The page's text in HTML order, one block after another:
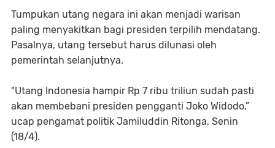
Tumpukan utang negara ini akan menjadi warisan
paling menyakitkan bagi presiden terpilih mendatang.
Pasalnya, utang tersebut harus dilunasi oleh
pemerintah selanjutnya.
"Utang Indonesia hampir Rp 7 ribu triliun sudah pasti
akan membebani presiden pengganti Joko Widodo,”
ucap pengamat politik Jamiluddin Ritonga, Senin
(18/4).